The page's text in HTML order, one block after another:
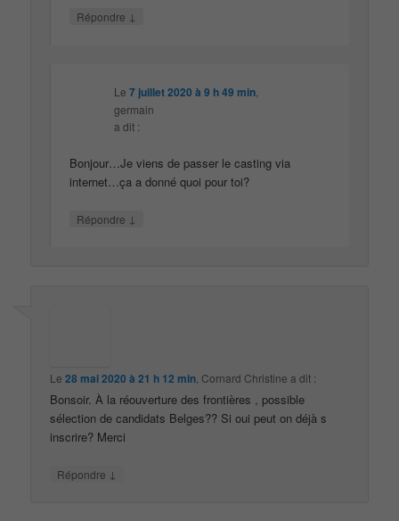
Répondre ↓
Le7 juillet 2020 à 9 h 49 min
germain
a dit :
Bonjour…Je viens de passer le casting via
internet…ça a donné quoi pour toi?
Répondre ↓
Le28 mai 2020 à 21 h 12 min Cornard Christine a dit :
Bonsoir. À la réouverture des frontières , possible
sélection de candidats Belges?? Si oui peut on déjà s
inscrire? Merci
Répondre ↓